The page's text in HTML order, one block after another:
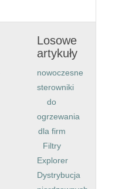
Losowe
artykuły
nowoczesne
sterowniki
do
ogrzewania
dla firm
Filtry
Explorer
Dystrybucja